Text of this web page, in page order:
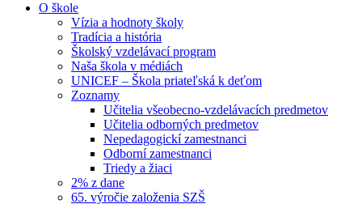
O škole
Vízia a hodnoty školy
Tradícia a história
Školský vzdelávací program
Naša škola v médiách
UNICEF – Škola priateľská k deťom
Zoznamy
Učitelia všeobecno-vzdelávacích predmetov
Učitelia odborných predmetov
Nepedagogickí zamestnanci
Odborní zamestnanci
Triedy a žiaci
2% z dane
65. výročie založenia SZŠ